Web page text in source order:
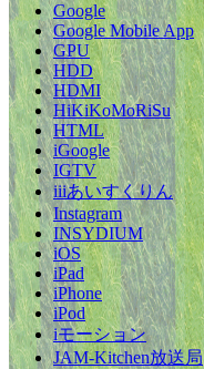
Google
Google Mobile App
GPU
HDD
HDMI
HiKiKoMoRiSu
HTML
iGoogle
IGTV
iiiあいすくりん
Instagram
INSYDIUM
iOS
iPad
iPhone
iPod
iモーション
JAM-Kitchen放送局